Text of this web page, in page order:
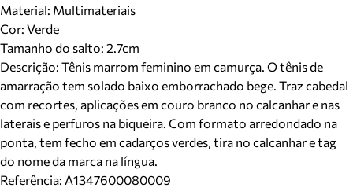
Material: Multimateriais
Cor: Verde
Tamanho do salto: 2.7cm
Descrição: Tênis marrom feminino em camurça. O tênis de
amarração tem solado baixo emborrachado bege. Traz cabedal
com recortes, aplicações em couro branco no calcanhar e nas
laterais e perfuros na biqueira. Com formato arredondado na
ponta, tem fecho em cadarços verdes, tira no calcanhar e tag
do nome da marca na língua.
Referência: A1347600080009